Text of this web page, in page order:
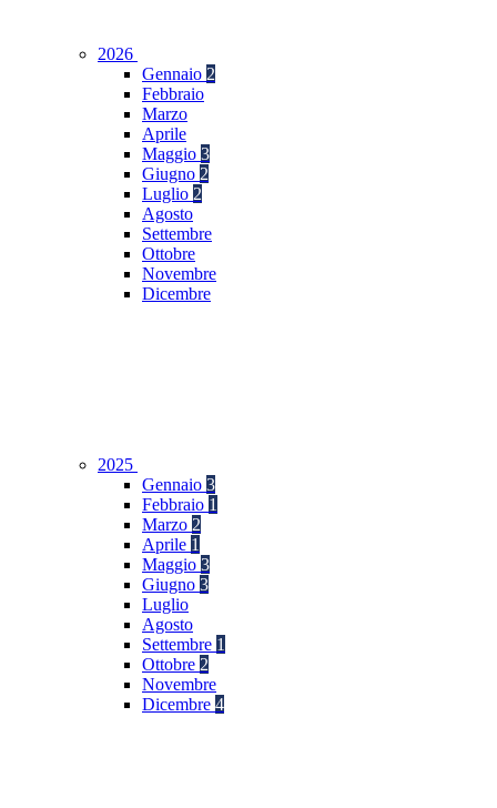
2026
Gennaio 2
Febbraio
Marzo
Aprile
Maggio 3
Giugno 2
Luglio 2
Agosto
Settembre
Ottobre
Novembre
Dicembre
2025
Gennaio 3
Febbraio 1
Marzo 2
Aprile 1
Maggio 3
Giugno 3
Luglio
Agosto
Settembre 1
Ottobre 2
Novembre
Dicembre 4